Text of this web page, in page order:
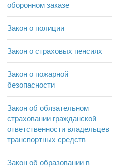
оборонном заказе
Закон о полиции
Закон о страховых пенсиях
Закон о пожарной
безопасности
Закон об обязательном
страховании гражданской
ответственности владельцев
транспортных средств
Закон об образовании в